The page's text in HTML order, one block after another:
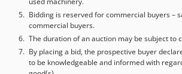
mesa: 400 × 400 mm - Placa do carro: 200
Execução: com canais em T e fixação
==== Velocidades - Velocidade de avanço:
Velocidade de retorno: até 25 mm/s -
prensagem: 0 – 10 mm/s ====
cilindros: 1 - Pressão máxima de
Bidding is reserved for commercial buyers –
commercial buyers.
The duration of an auction may be subject to
By placing a bid, the prospective buyer
to be knowledgeable and informed with